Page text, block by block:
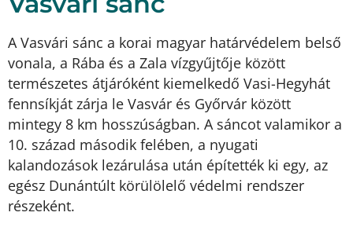
A Vasvári sánc a korai magyar határvédelem belső
vonala, a Rába és a Zala vízgyűjtője között
természetes átjáróként kiemelkedő Vasi-Hegyhát
fennsíkját zárja le Vasvár és Győrvár között
mintegy 8 km hosszúságban. A sáncot valamikor a
10. század második felében, a nyugati
kalandozások lezárulása után építették ki egy, az
egész Dunántúlt körülölelő védelmi rendszer
részeként.